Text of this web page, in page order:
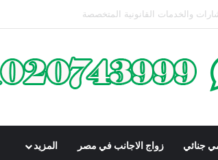
للحرية | الشروط والصيغة القانونية
جنائي زواج الاجانب في مصر المزيد